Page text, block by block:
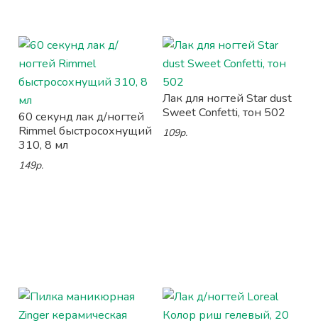
60 секунд лак д/ногтей
Rimmel быстросохнущий
310, 8 мл
149р.
Лак для ногтей Star dust
Sweet Confetti, тон 502
109р.